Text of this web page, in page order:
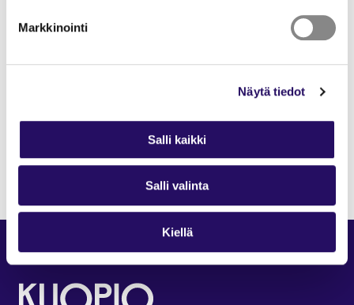
Markkinointi
Näytä tiedot
Salli kaikki
Salli valinta
Kiellä
Kaikki kilpailijat palkitaan. Lisäksi kaikkien kilpailijoiden
Etukäteisilmoittautuminen ponihetki.fi
Tervetuloa!